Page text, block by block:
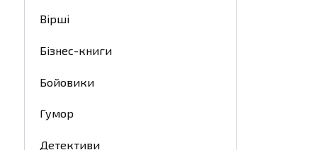
Вірші
Бізнес-книги
Бойовики
Гумор
Детективи